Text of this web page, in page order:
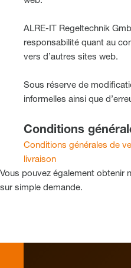
ALRE-IT Regeltechnik
responsabilité quant au
vers d’autres sites web.
Sous réserve de
informelles ainsi que
Conditions
Conditions générales de
livraison
Vous pouvez également obtenir
sur simple demande.